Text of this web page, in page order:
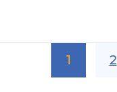
1 2